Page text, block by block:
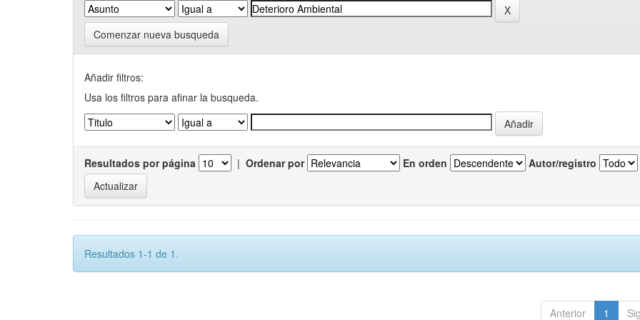
Comenzar nueva busqueda
Añadir filtros:
Usa los filtros para afinar la busqueda.
Resultados por página | Ordenar por En orden Autor/registro
Resultados 1-1 de 1.
Anterior 1